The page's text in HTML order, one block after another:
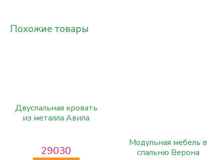
Похожие товары
Двуспальная кровать
из металла Авила
29030
Модульная мебель в
спальню Верона